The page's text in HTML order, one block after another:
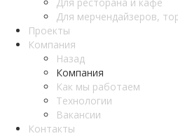
Для мерчендайзеров,
Проекты
Компания
Назад
Компания
Как мы работаем
Teхнологии
Вакансии
Контакты